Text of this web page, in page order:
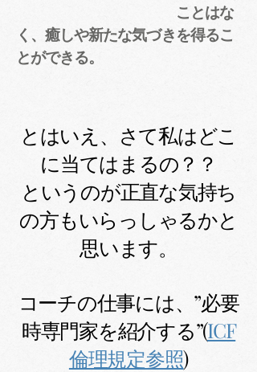
ことはな
く、癒しや新たな気づきを得るこ
とができる。
とはいえ、さて私はどこ
に当てはまるの？？
というのが正直な気持ち
の方もいらっしゃるかと
思います。
コーチの仕事には、”必要
時専門家を紹介する”(ICF
倫理規定参照)